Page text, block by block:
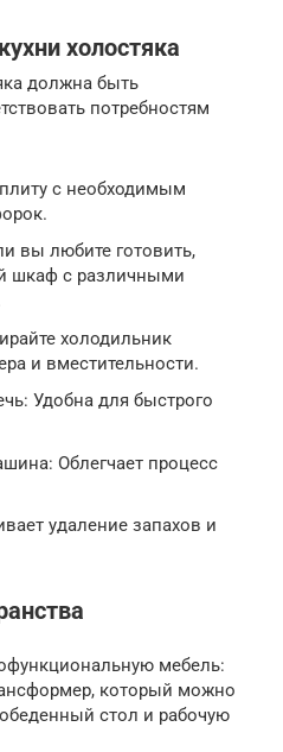
холостяка
должна быть
потребностям
с необходимым
вы любите готовить,
шкаф с различными
холодильник
и вместительности.
Удобна для быстрого
Облегчает процесс
удаление запахов и
мебель:
который можно
стол и рабочую